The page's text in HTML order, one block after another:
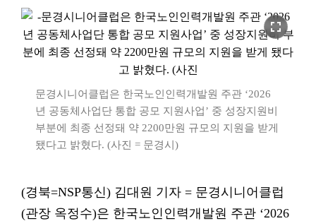
fullscreen
문경시니어클럽은 한국노인인력개발원 주관 ‘2026
년 공동체사업단 통합 공모 지원사업’ 중 성장지원비
부분에 최종 선정돼 약 2200만원 규모의 지원을 받게
됐다고 밝혔다. (사진 = 문경시)
(경북=NSP통신) 김대원 기자 = 문경시니어클럽
(관장 옥정수)은 한국노인인력개발원 주관 ‘2026